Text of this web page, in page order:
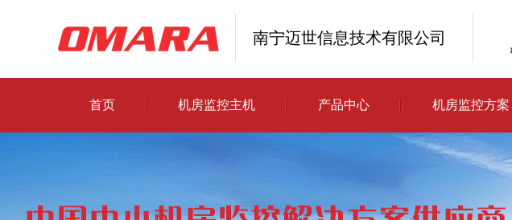
南宁迈世信息技术有限公司
首页 机房监控主机 产品中心 机房监控方案